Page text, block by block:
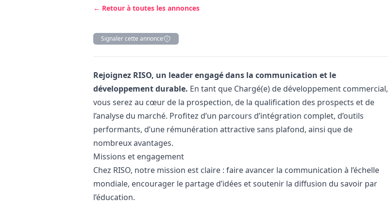
← Retour à toutes les annonces
Signaler cette annonce
Description
Rejoignez RISO, un leader engagé dans la communication et le
développement durable. En tant que Chargé(e) de développement commercial,
vous serez au cœur de la prospection, de la qualification des prospects et de
l’analyse du marché. Profitez d’un parcours d’intégration complet, d’outils
performants, d’une rémunération attractive sans plafond, ainsi que de
nombreux avantages.
Missions et engagement
Chez RISO, notre mission est claire : faire avancer la communication à l’échelle
mondiale, encourager le partage d’idées et soutenir la diffusion du savoir par
l’éducation.